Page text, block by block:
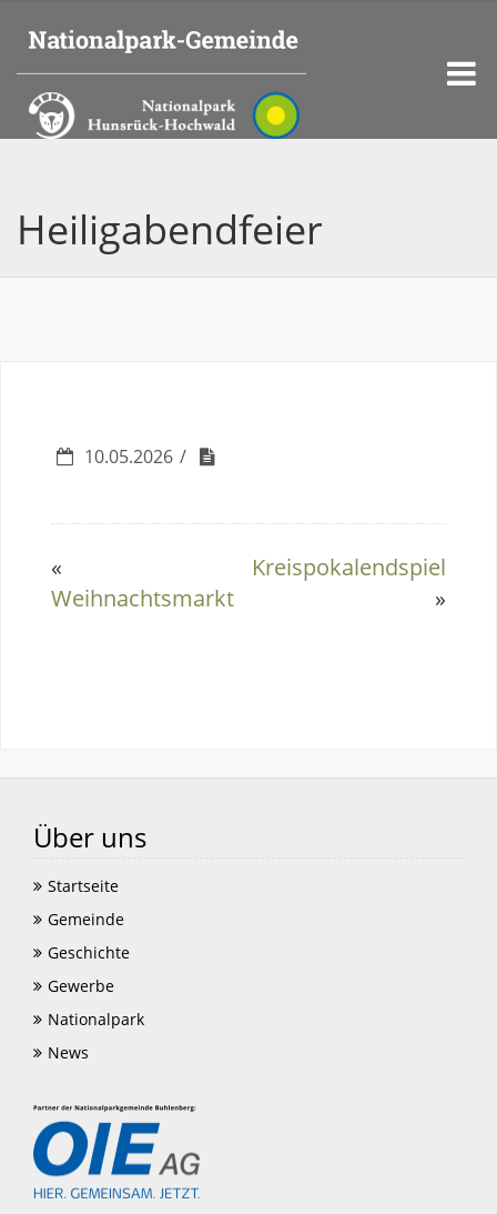
Heiligabendfeier
10.05.2026
«
Weihnachtsmarkt
Kreispokalendspiel
»
Über uns
Startseite
Gemeinde
Geschichte
Gewerbe
Nationalpark
News